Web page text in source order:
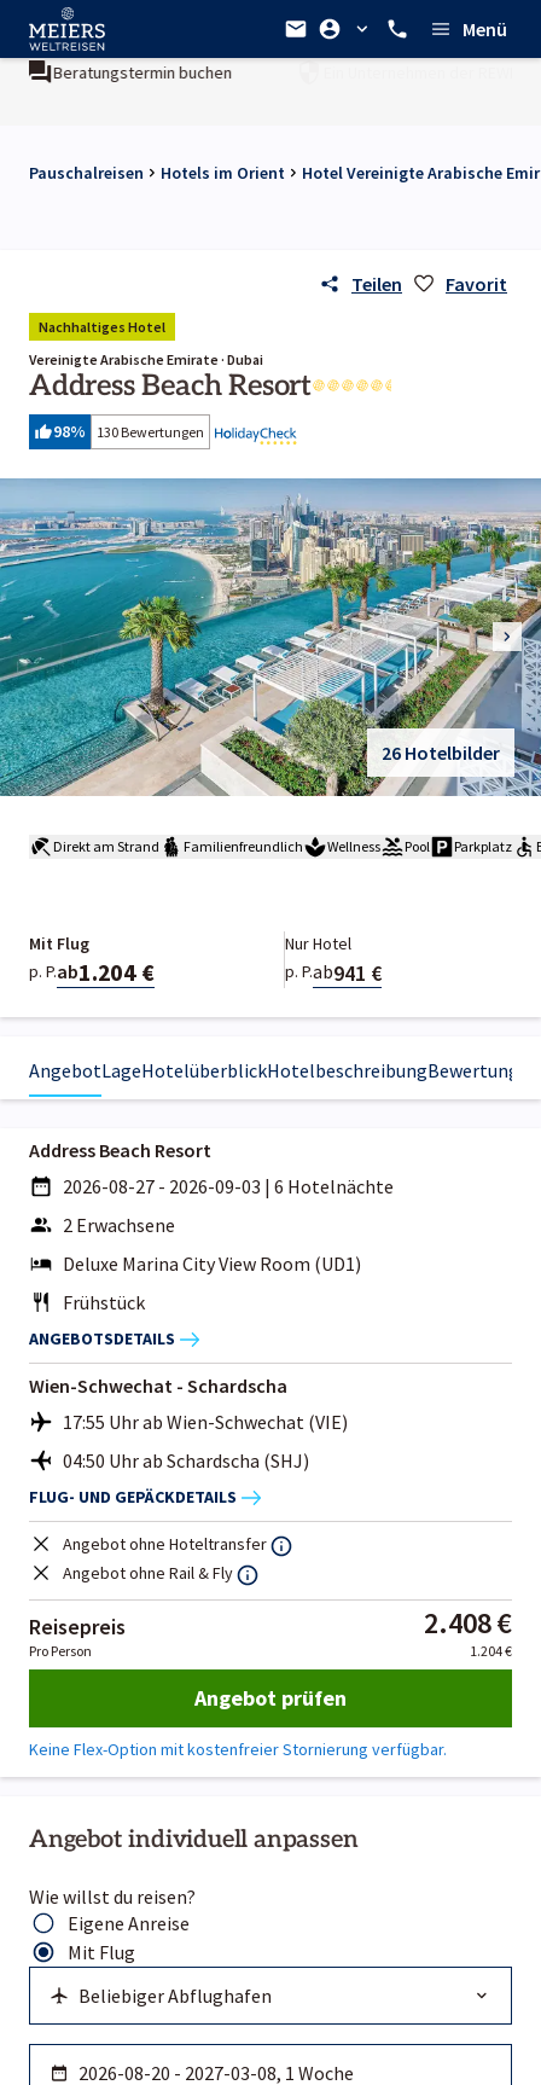
Menü
Ein Unternehmen derREWE Group
Pauschalreisen Hotels im Orient Hotel Vereinigte Arabische
Teilen Favorit
Nachhaltiges Hotel
Vereinigte Arabische Emirate · Dubai
Address Beach Resort
98% 130 Bewertungen
26 Hotelbilder
Direkt am Strand Familienfreundlich Wellness Pool Parkplatz
Mit Flug
p. P.ab1.204 €
Nur Hotel
p. P.ab941 €
AngebotLageHotelüberblickHotelbeschreibungBewertungen
Angebot individuell anpassen
Wie willst du reisen?
Eigene Anreise
Mit Flug
Address Beach Resort
2026-08-27 - 2026-09-03 | 6 Hotelnächte
2 Erwachsene
Deluxe Marina City View Room (UD1)
Frühstück
ANGEBOTSDETAILS
Wien-Schwechat - Schardscha
17:55 Uhr ab Wien-Schwechat (VIE)
04:50 Uhr ab Schardscha (SHJ)
FLUG- UND GEPÄCKDETAILS
Angebot ohne Hoteltransfer
Angebot ohne Rail & Fly
Reisepreis 2.408 €
Pro Person 1.204 €
Angebot prüfen
Keine Flex-Option mit kostenfreier Stornierung verfügbar.